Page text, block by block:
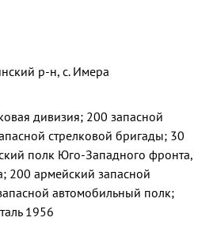
р-н, с. Имера
дивизия; 200 запасной
стрелковой бригады; 30
полк Юго-Западного фронта,
200 армейский запасной
автомобильный полк;
1956